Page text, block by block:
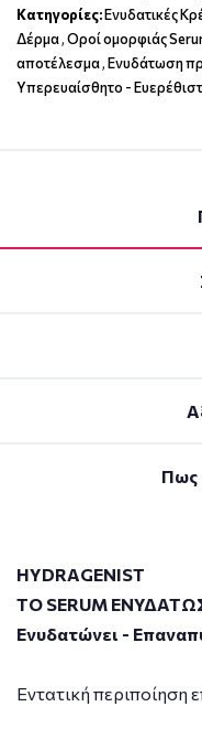
Κατηγορίες:Ενυδατικές
Δέρμα,Οροί ομορφιάς
αποτέλεσμα,Ενυδάτωση
Υπερευαίσθητο -
Πως
HYDRAGENIST
ΤΟ SERUM
Ενυδατώνει -
Εντατική περιποίηση